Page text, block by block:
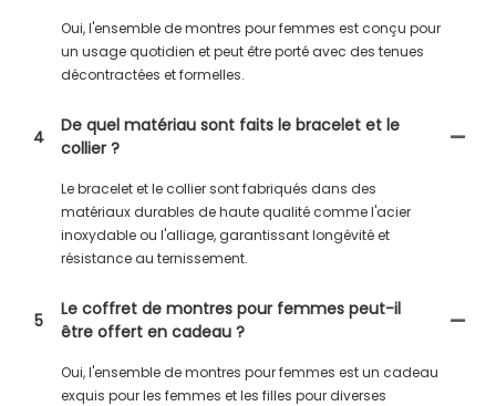
Oui, l'ensemble de montres pour femmes est conçu pour
un usage quotidien et peut être porté avec des tenues
décontractées et formelles.
4
De quel matériau sont faits le bracelet et le
collier ?
Le bracelet et le collier sont fabriqués dans des
matériaux durables de haute qualité comme l'acier
inoxydable ou l'alliage, garantissant longévité et
résistance au ternissement.
5
Le coffret de montres pour femmes peut-il
être offert en cadeau ?
Oui, l'ensemble de montres pour femmes est un cadeau
exquis pour les femmes et les filles pour diverses